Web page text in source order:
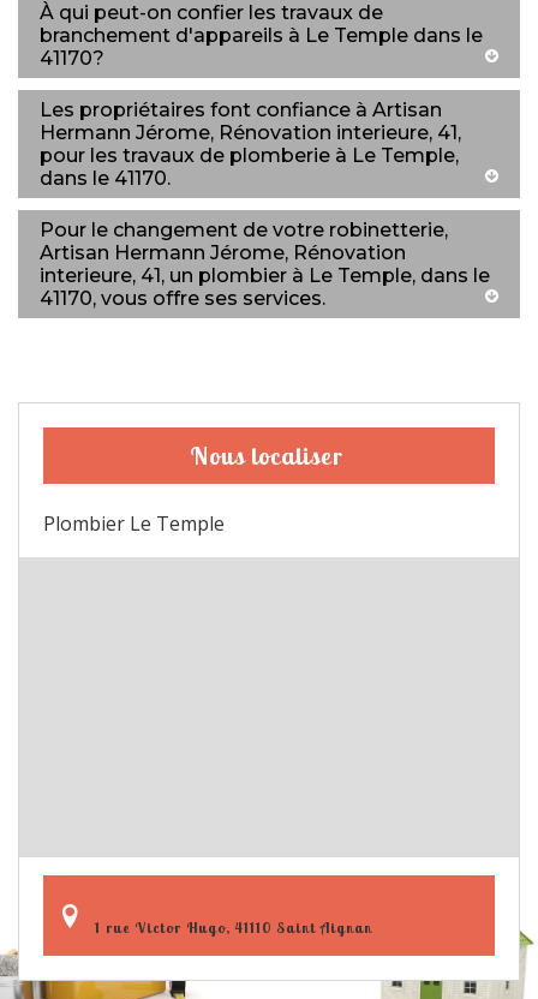
À qui peut-on confier les travaux de
branchement d'appareils à Le Temple dans le
41170?
Les propriétaires font confiance à Artisan
Hermann Jérome, Rénovation interieure, 41,
pour les travaux de plomberie à Le Temple,
dans le 41170.
Pour le changement de votre robinetterie,
Artisan Hermann Jérome, Rénovation
interieure, 41, un plombier à Le Temple, dans le
41170, vous offre ses services.
Nous localiser
Plombier Le Temple
1 rue Victor Hugo, 41110 Saint Aignan